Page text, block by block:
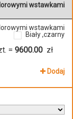
wstawkami
wstawkami
Biały ,czarny
= 9600.00 zł
Dodaj